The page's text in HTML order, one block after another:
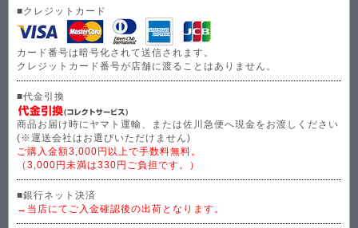
■クレジットカード
カード番号は暗号化されて送信されます。
クレジットカード番号が店舗に渡ることはありません。
■代金引換
商品お届け時にヤマト運輸、または佐川急便へ現金をお渡しください
(※運送会社はお選びいただけません)
ご購入金額3,000円以上で手数料無料。
（3,000円未満は330円ご負担です。）
■銀行ネット決済
→当店にてご入金確認後の出荷となります。